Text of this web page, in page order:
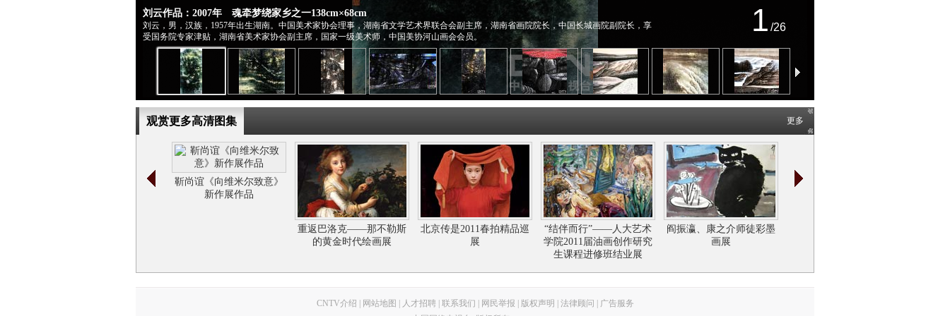
1 /26
刘云作品：2007年 魂牵梦绕家乡之一138cm×68cm
刘云，男，汉族，1957年出生湖南。中国美术家协会理事，湖南省文学艺术界联合会副主席，湖南省画院院长，中国长城画院副院长，享
受国务院专家津贴，湖南省美术家协会副主席，国家一级美术师，中国美协河山画会会员。
观赏更多高清图集 更多
靳尚谊《向维米尔致意》
新作展作品
重返巴洛克——那不勒斯
的黄金时代绘画展
北京传是2011春拍精品巡
展
“结伴而行”——人大艺术
学院2011届油画创作研究
生课程进修班结业展
阎振瀛、康之介师徒彩墨
画展
CNTV介绍 网站地图 人才招聘| 联系我们 网民举报 版权声明 法律顾问
广告服务